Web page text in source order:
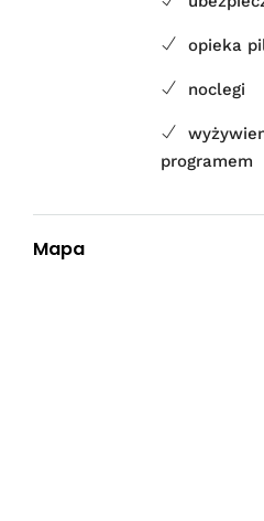
opieka
noclegi
programem
Mapa